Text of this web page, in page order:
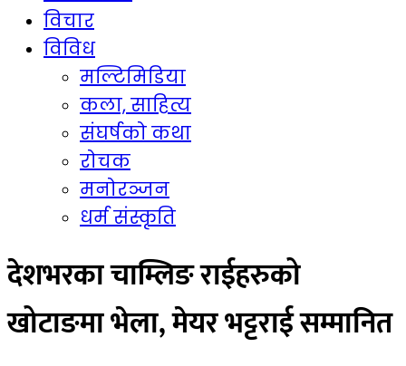
विचार
विविध
मल्टिमिडिया
कला, साहित्य
संघर्षको कथा
रोचक
मनोरञ्जन
धर्म संस्कृति
देशभरका चाम्लिङ राईहरुको
खोटाङमा भेला, मेयर भट्टराई सम्मानित